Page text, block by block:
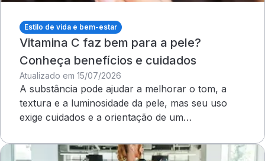
Estilo de vida e bem-estar
Vitamina C faz bem para a pele?
Conheça benefícios e cuidados
Atualizado em 15/07/2026
A substância pode ajudar a melhorar o tom, a
textura e a luminosidade da pele, mas seu uso
exige cuidados e a orientação de um